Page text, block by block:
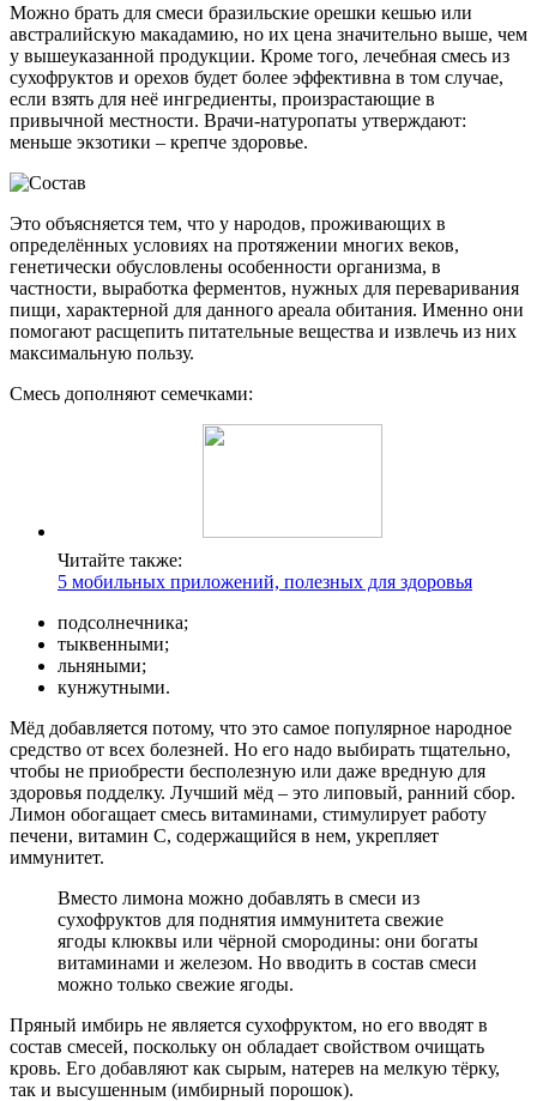
Можно брать для смеси бразильские орешки кешью или
австралийскую макадамию, но их цена значительно выше, чем
у вышеуказанной продукции. Кроме того, лечебная смесь из
сухофруктов и орехов будет более эффективна в том случае,
если взять для неё ингредиенты, произрастающие в
привычной местности. Врачи-натуропаты утверждают:
меньше экзотики – крепче здоровье.
Это объясняется тем, что у народов, проживающих в
определённых условиях на протяжении многих веков,
генетически обусловлены особенности организма, в
частности, выработка ферментов, нужных для переваривания
пищи, характерной для данного ареала обитания. Именно они
помогают расщепить питательные вещества и извлечь из них
максимальную пользу.
Смесь дополняют семечками:
Читайте также:
5 мобильных приложений, полезных для здоровья
подсолнечника;
тыквенными;
льняными;
кунжутными.
Мёд добавляется потому, что это самое популярное народное
средство от всех болезней. Но его надо выбирать тщательно,
чтобы не приобрести бесполезную или даже вредную для
здоровья подделку. Лучший мёд – это липовый, ранний сбор.
Лимон обогащает смесь витаминами, стимулирует работу
печени, витамин C, содержащийся в нем, укрепляет
иммунитет.
Вместо лимона можно добавлять в смеси из
сухофруктов для поднятия иммунитета свежие
ягоды клюквы или чёрной смородины: они богаты
витаминами и железом. Но вводить в состав смеси
можно только свежие ягоды.
Пряный имбирь не является сухофруктом, но его вводят в
состав смесей, поскольку он обладает свойством очищать
кровь. Его добавляют как сырым, натерев на мелкую тёрку,
так и высушенным (имбирный порошок).